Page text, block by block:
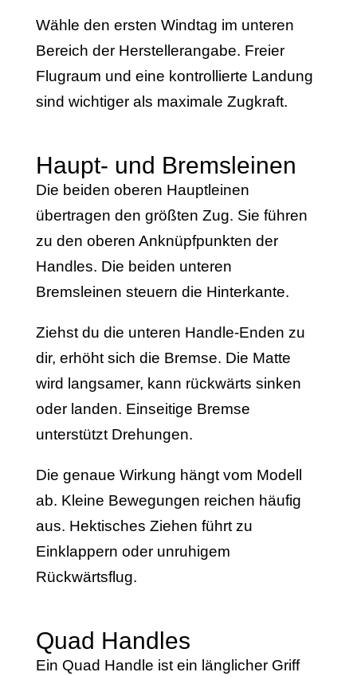
Wähle den ersten Windtag im unteren
Bereich der Herstellerangabe. Freier
Flugraum und eine kontrollierte Landung
sind wichtiger als maximale Zugkraft.
Haupt- und Bremsleinen
Die beiden oberen Hauptleinen
übertragen den größten Zug. Sie führen
zu den oberen Anknüpfpunkten der
Handles. Die beiden unteren
Bremsleinen steuern die Hinterkante.
Ziehst du die unteren Handle-Enden zu
dir, erhöht sich die Bremse. Die Matte
wird langsamer, kann rückwärts sinken
oder landen. Einseitige Bremse
unterstützt Drehungen.
Die genaue Wirkung hängt vom Modell
ab. Kleine Bewegungen reichen häufig
aus. Hektisches Ziehen führt zu
Einklappern oder unruhigem
Rückwärtsflug.
Quad Handles
Ein Quad Handle ist ein länglicher Griff